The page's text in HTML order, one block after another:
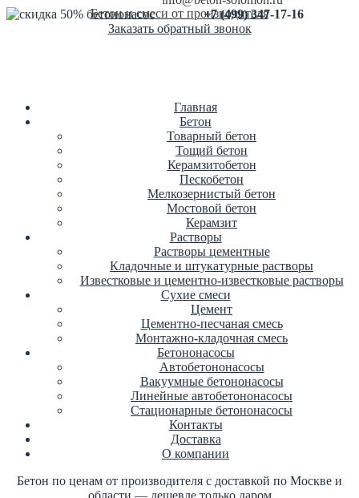
Бетон и смеси от производителя
+7 (499) 347-17-16
Заказать обратный звонок
Главная
Бетон
Товарный бетон
Тощий бетон
Керамзитобетон
Пескобетон
Мелкозернистый бетон
Мостовой бетон
Керамзит
Растворы
Растворы цементные
Кладочные и штукатурные растворы
Известковые и цементно-известковые растворы
Сухие смеси
Цемент
Цементно-песчаная смесь
Монтажно-кладочная смесь
Бетононасосы
Автобетононасосы
Вакуумные бетононасосы
Линейные автобетононасосы
Стационарные бетононасосы
Контакты
Доставка
О компании
Бетон по ценам от производителя с доставкой по Москве и
области — дешевле только даром